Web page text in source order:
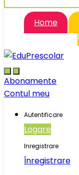
Home
Abonamente
Contul meu
Autentificare
Logare
Inregistrare
Înregistrare